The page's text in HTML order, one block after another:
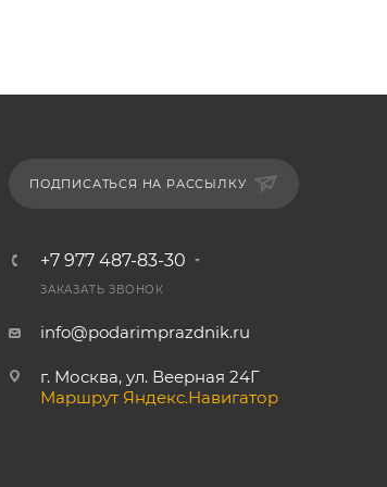
ПОДПИСАТЬСЯ НА РАССЫЛКУ
+7 977 487-83-30
ЗАКАЗАТЬ ЗВОНОК
info@podarimprazdnik.ru
г. Москва, ул. Веерная 24Г
Маршрут Яндекс.Навигатор